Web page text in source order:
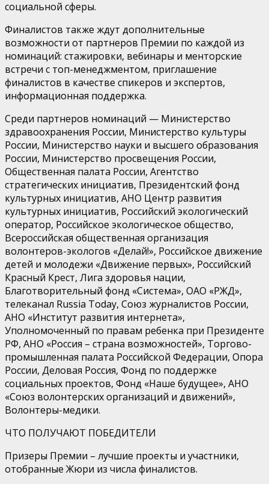
социальной сферы.
Финалистов также ждут дополнительные
возможности от партнеров Премии по каждой из
номинаций: стажировки, вебинары и менторские
встречи с топ-менеджментом, приглашение
финалистов в качестве спикеров и экспертов,
информационная поддержка.
Среди партнеров номинаций — Министерство
здравоохранения России, Министерство культуры
России, Министерство науки и высшего образования
России, Министерство просвещения России,
Общественная палата России, Агентство
стратегических инициатив, Президентский фонд
культурных инициатив, АНО Центр развития
культурных инициатив, Российский экологический
оператор, Российское экологическое общество,
Всероссийская общественная организация
волонтеров-экологов «Делай!», Российское движение
детей и молодежи «Движение первых», Российский
Красный Крест, Лига здоровья нации,
Благотворительный фонд «Система», ОАО «РЖД»,
телеканал Russia Today, Союз журналистов России,
АНО «Институт развития интернета»,
Уполномоченный по правам ребенка при Президенте
РФ, АНО «Россия – страна возможностей», Торгово-
промышленная палата Российской Федерации, Опора
России, Деловая Россия, Фонд по поддержке
социальных проектов, Фонд «Наше будущее», АНО
«Союз волонтерских организаций и движений»,
Волонтеры-медики.
ЧТО ПОЛУЧАЮТ ПОБЕДИТЕЛИ
Призеры Премии – лучшие проекты и участники,
отобранные Жюри из числа финалистов.